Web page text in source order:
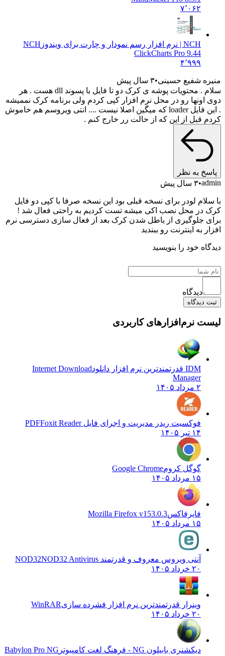
۷٬۰۶۲
NCH | نرم افزار رسم نمودار و چارت برای ویندوز
NCH
ClickCharts Pro 9.44
۴٬۹۹۹
منیره شفیع حسینی ۳ سال پیش
سلام . محتویات پوشه ی کرک دو تا فایل با پسوند dll هست . هر
دوی اونها رو در محل نرم افزار کپی کردم ولی برنامه کرک نممیشه
. این فایل loader که میگین اصلا نیست .... انتی ویروسم هم خاموش
کردم قبل از این که از حالت رر خارج کنم .
پاسخ به نظر
admin ۳ سال پیش
با سلام لودر برای نسخه قبلی بود این نسخه صرفا با کپی دو فایل
کرک در محل نصب اکی میشه تست کردیم به راحتی فعال شد !
برای جلوگیری از باطل شدن کرک بعد از فعال سازی دسترسی نرم
افزار به اینترنت رو ببندید
دیدگاه خود را بنویسید
دیدگاه
ثبت دیدگاه
لیست نرم‌افزارهای کاربردی
IDM قدرتمندترین نرم افزار دانلود
Internet Download
Manager
۲ مرداد ۱۴۰۵
فوکسیت ریدر مدیریت و اجرای فایل PDFFoxit Reader
۱۴ تیر ۱۴۰۵
گوگل کرومGoogle Chrome
۱۵ مرداد ۱۴۰۵
فایرفاکسMozilla Firefox v153.0.3
۱۵ مرداد ۱۴۰۵
آنتی ویروس معروف و قدرتمند NOD32 NOD32 Antivirus
۲۰ خرداد ۱۴۰۵
وینرار قدرتمندترین نرم افزار فشرده سازیWinRAR
۲۰ خرداد ۱۴۰۵
دیکشنری بابیلون NG - فرهنگ لغت کامپیوتر
Babylon Pro NG